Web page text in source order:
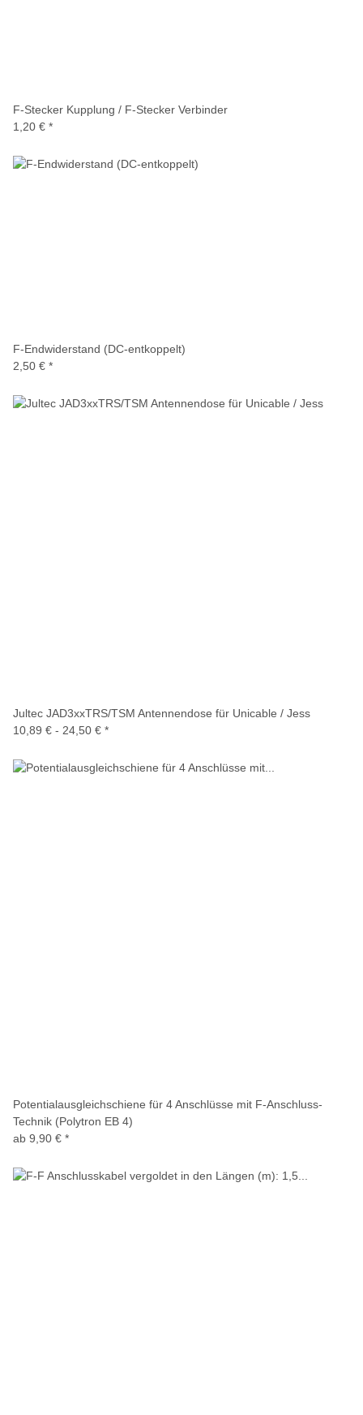
F-Stecker Kupplung / F-Stecker Verbinder
1,20 € *
F-Endwiderstand (DC-entkoppelt)
2,50 € *
Jultec JAD3xxTRS/TSM Antennendose für Unicable / Jess
10,89 € - 24,50 € *
Potentialausgleichschiene für 4 Anschlüsse mit F-Anschluss-
Technik (Polytron EB 4)
ab 9,90 € *